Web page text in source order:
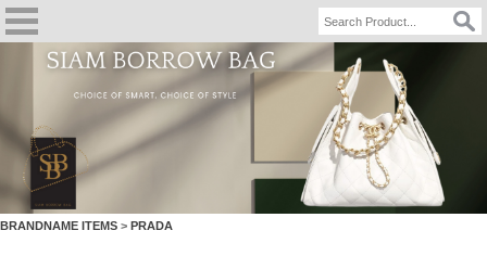
BRANDNAME ITEMS > PRADA